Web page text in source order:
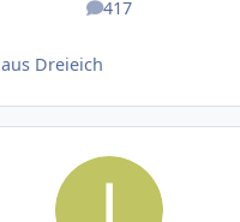
417
Beiträge
aus Dreieich